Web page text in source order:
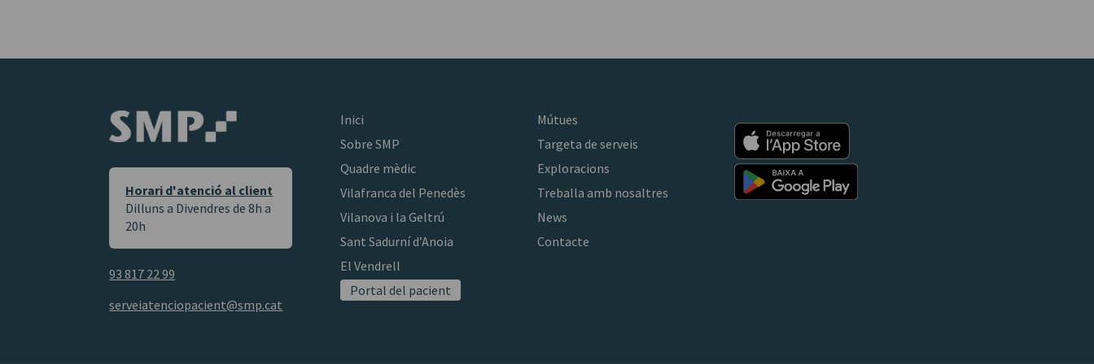
Horari d'atenció al client
Dilluns a Divendres de 8h a
20h
93 817 22 99
serveiatenciopacient@smp.cat
Inici
Sobre SMP
Quadre mèdic
Vilafranca del Penedès
Vilanova i la Geltrú
Sant Sadurní d’Anoia
El Vendrell
Portal del pacient
Mútues
Targeta de serveis
Exploracions
Treballa amb nosaltres
News
Contacte